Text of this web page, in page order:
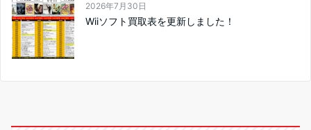
2026年7月30日
Wiiソフト買取表を更新しました！